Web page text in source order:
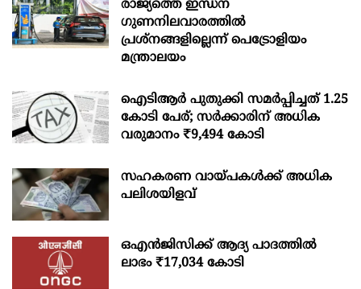
രാജ്യത്തെ ഇന്ധന
ഗുണനിലവാരത്തില്‍
പ്രശ്‌നങ്ങളില്ലെന്ന് പെട്രോളിയം
മന്ത്രാലയം
ഐടിആര്‍ പുതുക്കി സമർപ്പിച്ചത് 1.25
കോടി പേര്; സർക്കാരിന് അധിക
വരുമാനം ₹9,494 കോടി
സഹകരണ വായ്പകള്‍ക്ക് അധിക
പലിശയിളവ്
ഒഎന്‍ജിസിക്ക് ആദ്യ പാദത്തില്‍
ലാഭം ₹17,034 കോടി